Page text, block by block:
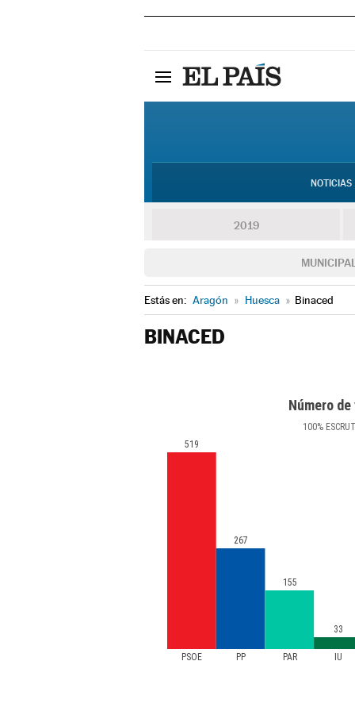
NOTICIAS
2019
Estás en: Aragón » Huesca » Binaced
BINACED
Número
100%
PSOE PP PAR IU
519
267
155
33